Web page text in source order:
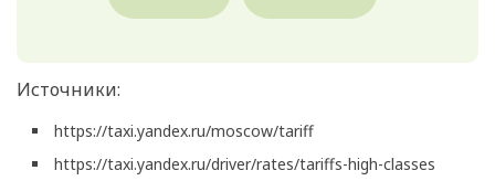
Источники:
https://taxi.yandex.ru/moscow/tariff
https://taxi.yandex.ru/driver/rates/tariffs-high-classes